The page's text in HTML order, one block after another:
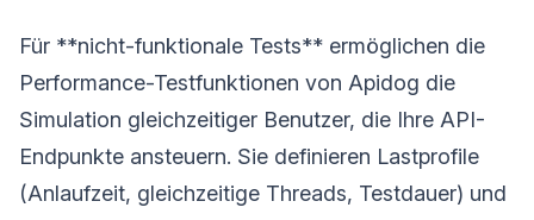
Für **nicht-funktionale Tests** ermöglichen die
Performance-Testfunktionen von Apidog die
Simulation gleichzeitiger Benutzer, die Ihre API-
Endpunkte ansteuern. Sie definieren Lastprofile
(Anlaufzeit, gleichzeitige Threads, Testdauer) und